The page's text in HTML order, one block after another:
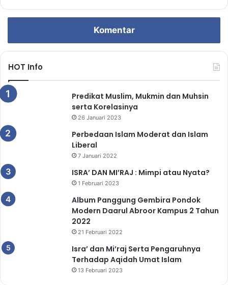
Komentar
HOT Info
Predikat Muslim, Mukmin dan Muhsin
serta Korelasinya
26 Januari 2023
Perbedaan Islam Moderat dan Islam
Liberal
7 Januari 2022
ISRA’ DAN MI’RAJ : Mimpi atau Nyata?
1 Februari 2023
Album Panggung Gembira Pondok
Modern Daarul Abroor Kampus 2 Tahun
2022
21 Februari 2022
Isra’ dan Mi’raj Serta Pengaruhnya
Terhadap Aqidah Umat Islam
13 Februari 2023